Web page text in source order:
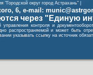
округ город Астрахань" |
6, e-mail:
через "Единую
управления контроля и
распространяемой и может быть
указывать ссылку на источник